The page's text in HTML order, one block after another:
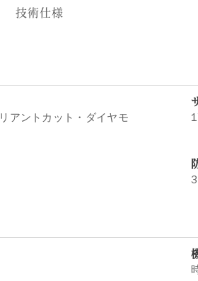
技術仕様
アントカット・ダイヤモ
3